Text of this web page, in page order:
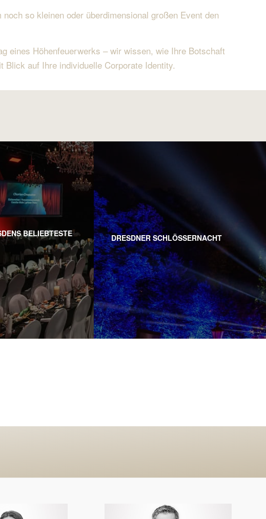
so kleinen oder überdimensional großen Event den
eines Höhenfeuerwerks – wir wissen, wie Ihre Botschaft
auf Ihre individuelle Corporate Identity.
BELIEBTESTE
DRESDNER SCHLÖSSERNACHT